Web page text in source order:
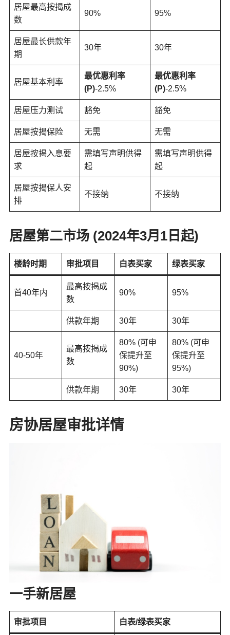
居屋最高按揭成
数
90% 95%
居屋最长供款年
期
30年 30年
居屋基本利率
最优惠利率
(P)-2.5%
最优惠利率
(P)-2.5%
居屋压力测试 豁免 豁免
居屋按揭保险 无需 无需
居屋按揭入息要
求
需填写声明供得
起
需填写声明供得
起
居屋按揭保人安
排
不接纳 不接纳
居屋第二市场 (2024年3月1日起)
楼龄时期 审批项目 白表买家 绿表买家
首40年内
最高按揭成
数
90% 95%
供款年期 30年 30年
40-50年
最高按揭成
数
80% (可申
保提升至
90%)
80% (可申
保提升至
95%)
供款年期 30年 30年
房协居屋审批详情
一手新居屋
审批项目 白表/绿表买家